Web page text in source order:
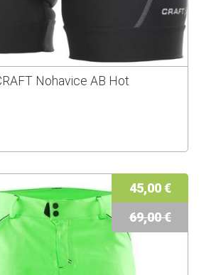
Nohavice AB Hot
45,00 €
69,00 €